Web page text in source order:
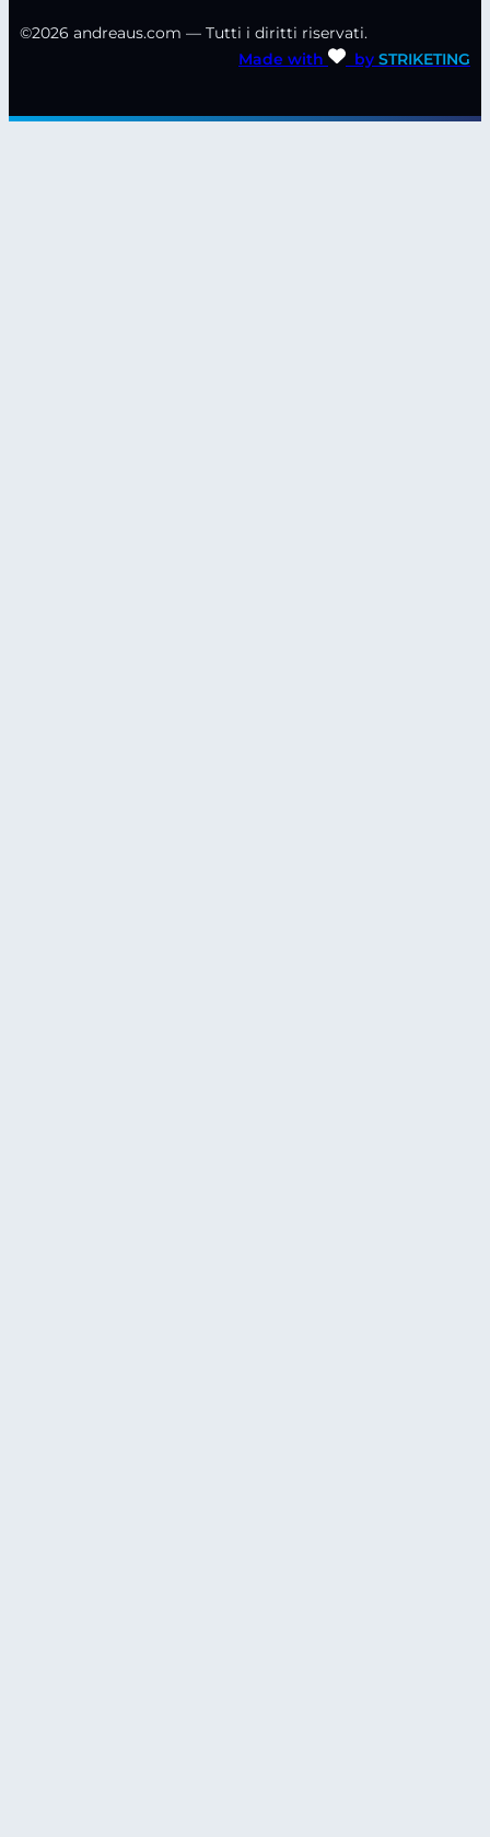
©2026 andreaus.com — Tutti i diritti riservati.
Made with
by STRIKETING